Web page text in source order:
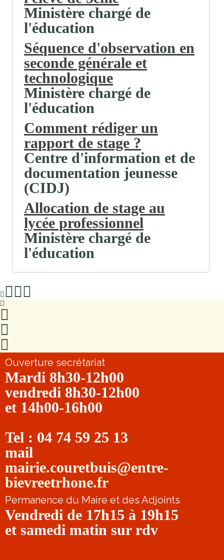
Ministère chargé de
l'éducation
Séquence d'observation en
seconde générale et
technologique
Ministère chargé de
l'éducation
Comment rédiger un
rapport de stage ?
Centre d'information et de
documentation jeunesse
(CIDJ)
Allocation de stage au
lycée professionnel
Ministère chargé de
l'éducation
Ouverture secrétariat
Mardi 8h30-12h00
vendredi 8h30-12h00
et 14h00-16h00
Tel : 04 74 59 25 13
mail
mairie.couretbuis@entre-
bievreetrhone.fr
Permanence du Maire et des Adjoints
Vendredi de 17h15 à 19h15
et samedi matin sur rdv